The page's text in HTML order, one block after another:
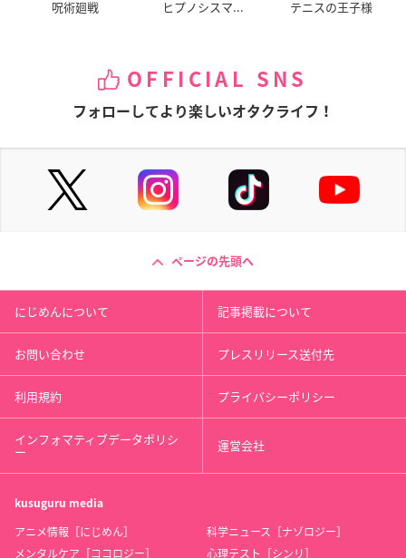
呪術廻戦 ヒプノシスマ... テニスの王子様
OFFICIAL SNS
フォローしてより楽しいオタクライフ！
ページの先頭へ
にじめんについて 記事掲載について
お問い合わせ プレスリリース送付先
利用規約 プライバシーポリシー
インフォマティブデータポリシ
ー 運営会社
kusuguru media
アニメ情報［にじめん］
科学ニュース［ナゾロジー］
メンタルケア［ココロジー］
心理テスト［シンリ］